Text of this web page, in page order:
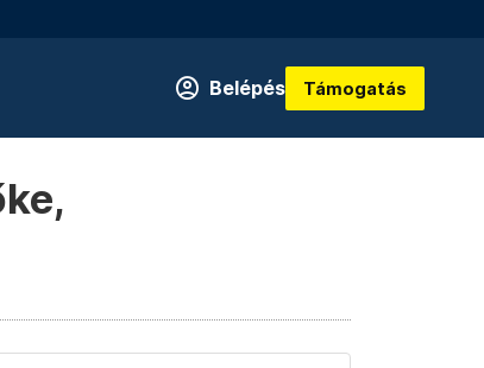
Belépés Támogatás